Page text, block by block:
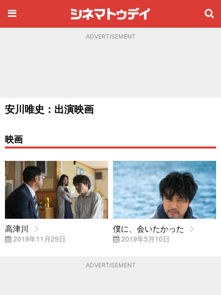
ADVERTISEMENT
安川唯史：出演映画
映画
高津川
2019年11月29日
僕に、会いたかった
2019年5月10日
ADVERTISEMENT